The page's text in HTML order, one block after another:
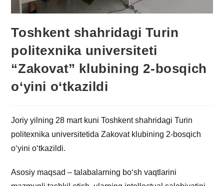
Toshkent shahridagi Turin
politexnika universiteti
“Zakovat” klubining 2-bosqich
o‘yini o‘tkazildi
Joriy yilning 28 mart kuni Toshkent shahridagi Turin
politexnika universitetida Zakovat klubining 2-bosqich
o‘yini o‘tkazildi.
Asosiy maqsad – talabalarning bo‘sh vaqtlarini